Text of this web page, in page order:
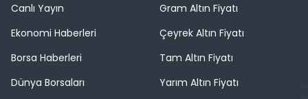
Canlı Yayın
Ekonomi Haberleri
Borsa Haberleri
Dünya Borsaları
Gram Altın Fiyatı
Çeyrek Altın Fiyatı
Tam Altın Fiyatı
Yarım Altın Fiyatı